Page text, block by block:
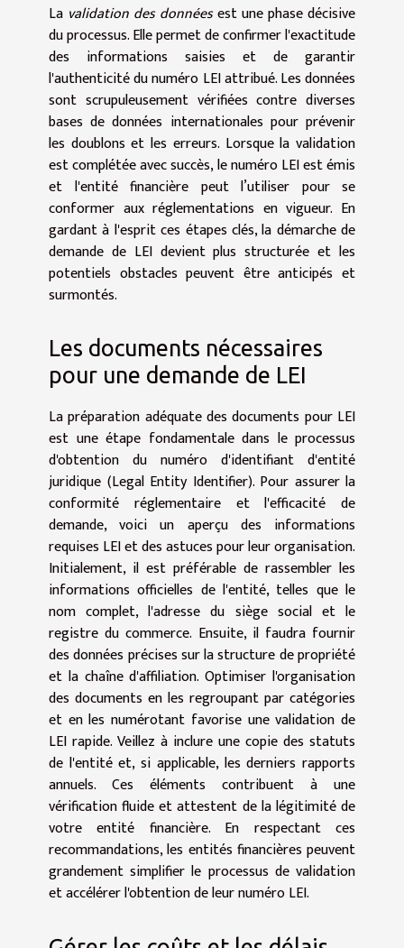
La validation des donnéesest une phase décisive
du processus. Elle permet de confirmer l'exactitude
des informations saisies et de garantir
l'authenticité du numéro LEI attribué. Les données
sont scrupuleusement vérifiées contre diverses
bases de données internationales pour prévenir
les doublons et les erreurs. Lorsque la validation
est complétée avec succès, le numéro LEI est émis
et l'entité financière peut l’utiliser pour se
conformer aux réglementations en vigueur. En
gardant à l'esprit ces étapes clés, la démarche de
demande de LEI devient plus structurée et les
potentiels obstacles peuvent être anticipés et
surmontés.
Les documents nécessaires
pour une demande de LEI
La préparation adéquate des documents pour LEI
est une étape fondamentale dans le processus
d'obtention du numéro d'identifiant d'entité
juridique (Legal Entity Identifier). Pour assurer la
conformité réglementaire et l'efficacité de
demande, voici un aperçu des informations
requises LEI et des astuces pour leur organisation.
Initialement, il est préférable de rassembler les
informations officielles de l'entité, telles que le
nom complet, l'adresse du siège social et le
registre du commerce. Ensuite, il faudra fournir
des données précises sur la structure de propriété
et la chaîne d'affiliation. Optimiser l'organisation
des documents en les regroupant par catégories
et en les numérotant favorise une validation de
LEI rapide. Veillez à inclure une copie des statuts
de l'entité et, si applicable, les derniers rapports
annuels. Ces éléments contribuent à une
vérification fluide et attestent de la légitimité de
votre entité financière. En respectant ces
recommandations, les entités financières peuvent
grandement simplifier le processus de validation
et accélérer l'obtention de leur numéro LEI.